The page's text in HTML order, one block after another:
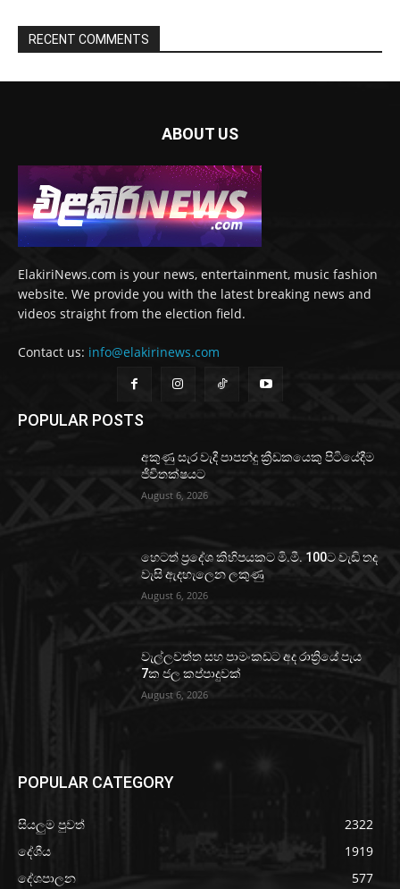
RECENT COMMENTS
ABOUT US
ElakiriNews.com is your news, entertainment, music fashion
website. We provide you with the latest breaking news and
videos straight from the election field.
Contact us: info@elakirinews.com
POPULAR POSTS
අකුණු සැර වැදී පාපන්දු ක්‍රීඩකයෙකු පිටියේදීම
ජීවිතක්ෂයට
August 6, 2026
හෙටත් ප්‍රදේශ කිහිපයකට මි.මී. 100ට වැඩි තද
වැසි ඇදහැලෙන ලකුණු
August 6, 2026
වැල්ලවත්ත සහ පාමංකඩට අද රාත්‍රියේ පැය
7ක ජල කප්පාදුවක්
August 6, 2026
POPULAR CATEGORY
සියලුම පුවත්
2322
දේශීය
1919
දේශපාලන
577